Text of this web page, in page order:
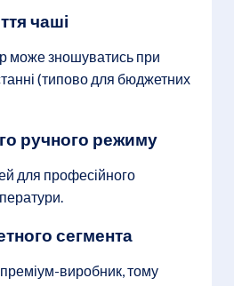
чаші
може зношуватись при
(типово для бюджетних
ручного режиму
для професійного
сегмента
виробник, тому